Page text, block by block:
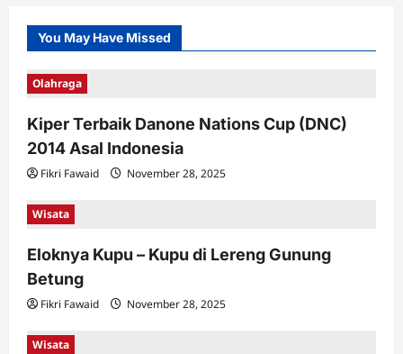
You May Have Missed
Olahraga
Kiper Terbaik Danone Nations Cup (DNC)
2014 Asal Indonesia
Fikri Fawaid November 28, 2025
Wisata
Eloknya Kupu – Kupu di Lereng Gunung
Betung
Fikri Fawaid November 28, 2025
Wisata